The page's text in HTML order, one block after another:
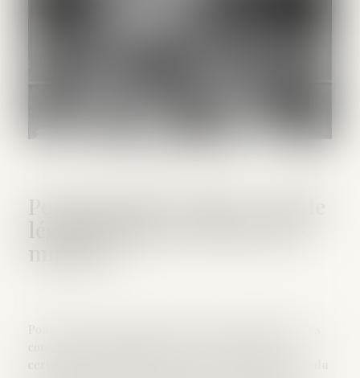
Pornographie en ligne : quelle
mineurs ?
Pour protéger les mineurs, les sites qui diffusent des
contenus pornographiques doivent répondre à
certaines obligations. En France, la loi de régulation du